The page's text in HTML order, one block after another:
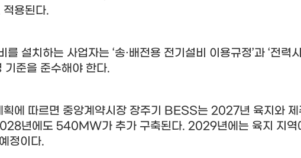
적용된다.
를 설치하는 사업자는 ‘송· 배전용 전기설비 이용규정’과 ‘전력
기준을 준수해야 한다.
에 따르면 중앙계약시장 장주기 BESS는 2027년 육지와
년에도 540MW가 추가 구축된다. 2029년에는 육지 지
정이다.